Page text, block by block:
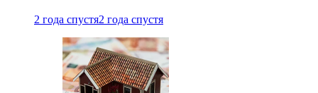
2 года спустя2 года спустя